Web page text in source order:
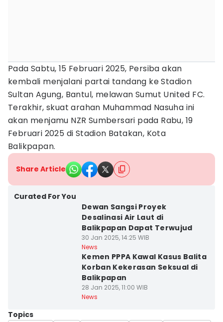
Pada Sabtu, 15 Februari 2025, Persiba akan
kembali menjalani partai tandang ke Stadion
Sultan Agung, Bantul, melawan Sumut United FC.
Terakhir, skuat arahan Muhammad Nasuha ini
akan menjamu NZR Sumbersari pada Rabu, 19
Februari 2025 di Stadion Batakan, Kota
Balikpapan.
Share Article
Curated For You
Dewan Sangsi Proyek
Desalinasi Air Laut di
Balikpapan Dapat Terwujud
30 Jan 2025, 14:25 WIB
News
Kemen PPPA Kawal Kasus Balita
Korban Kekerasan Seksual di
Balikpapan
28 Jan 2025, 11:00 WIB
News
Topics